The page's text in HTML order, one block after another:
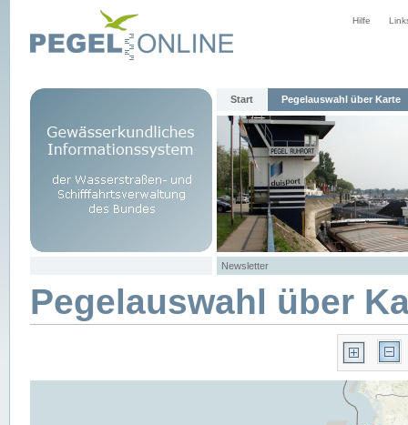
Hilfe
Start Pegelauswahl über Karte
Newsletter
Pegelauswahl über